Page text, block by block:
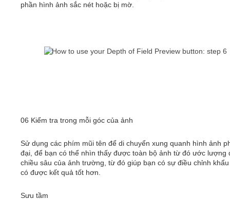
phần hình ảnh sắc nét hoặc bị mờ.
06 Kiểm tra trong mỗi góc của ảnh
Sử dụng các phím mũi tên để di chuyển xung quanh hình ảnh
đại, để bạn có thể nhìn thấy được toàn bộ ảnh từ đó ước lượng
chiều sâu của ảnh trường, từ đó giúp bạn có sự điều chỉnh
có được kết quả tốt hơn.
Sưu tầm